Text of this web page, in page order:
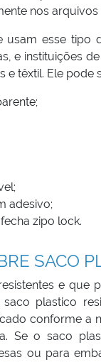
nos arquivos
usam esse tipo
e instituições
e têxtil. Ele
adesivo;
zipo lock.
SACO
e que
plastico
conforme a
Se o saco
ou para